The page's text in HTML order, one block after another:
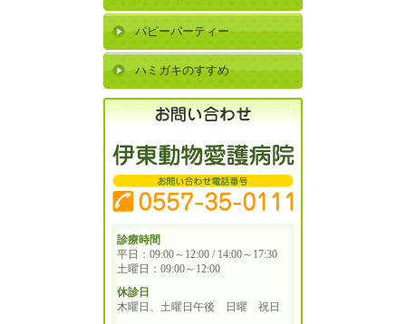
パピーパーティー
ハミガキのすすめ
診療時間
平日：09:00～12:00 / 14:00～17:30
土曜日：09:00～12:00
休診日
木曜日、土曜日午後 日曜 祝日